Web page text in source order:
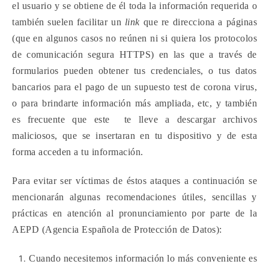
el usuario y se obtiene de él toda la información requerida o
también suelen facilitar un link que re direcciona a páginas
(que en algunos casos no reúnen ni si quiera los protocolos
de comunicación segura HTTPS) en las que a través de
formularios pueden obtener tus credenciales, o tus datos
bancarios para el pago de un supuesto test de corona virus,
o para brindarte información más ampliada, etc, y también
es frecuente que este te lleve a descargar archivos
maliciosos, que se insertaran en tu dispositivo y de esta
forma acceden a tu información.
Para evitar ser víctimas de éstos ataques a continuación se
mencionarán algunas recomendaciones útiles, sencillas y
prácticas en atención al pronunciamiento por parte de la
AEPD (Agencia Española de Protección de Datos):
Cuando necesitemos información lo más conveniente es